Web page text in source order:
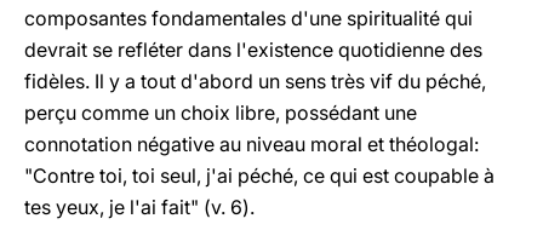
composantes fondamentales d'une spiritualité qui
devrait se refléter dans l'existence quotidienne des
fidèles. Il y a tout d'abord un sens très vif du péché,
perçu comme un choix libre, possédant une
connotation négative au niveau moral et théologal:
"Contre toi, toi seul, j'ai péché, ce qui est coupable à
tes yeux, je l'ai fait" (v. 6).